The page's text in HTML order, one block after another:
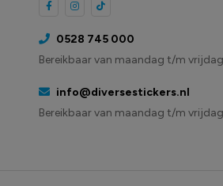
0528 745 000
Bereikbaar van maandag t/m
info@diversestickers.nl
Bereikbaar van maandag t/m